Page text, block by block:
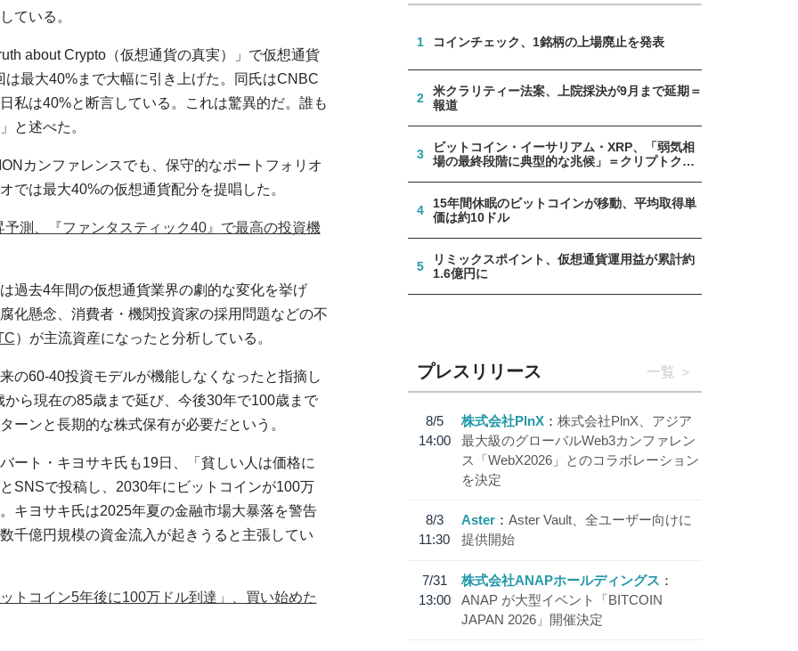
ている。
about Crypto（仮想通貨の真実）」で仮想通貨
最大40%まで大幅に引き上げた。同氏はCNBC
私は40%と断言している。これは驚異的だ。誰も
と述べた。
カンファレンスでも、保守的なポートフォリオ
では最大40%の仮想通貨配分を提唱した。
測、『ファンタスティック40』で最高の投資機
過去4年間の仮想通貨業界の劇的な変化を挙げ
化懸念、消費者・機関投資家の採用問題などの不
）が主流資産になったと分析している。
の60-40投資モデルが機能しなくなったと指摘し
ら現在の85歳まで延び、今後30年で100歳まで
ーンと長期的な株式保有が必要だという。
ート・キヨサキ氏も19日、「貧しい人は価格に
SNSで投稿し、2030年にビットコインが100万
キヨサキ氏は2025年夏の金融市場大暴落を警告
千億円規模の資金流入が起きうると主張してい
トコイン5年後に100万ドル到達」、買い始めた
1 コインチェック、1銘柄の上場廃止を発表
2
米クラリティー法案、上院採決が9月まで延期＝
報道
3
ビットコイン・イーサリアム・XRP、「弱気相
場の最終段階に典型的な兆候」＝クリプトクア
4
15年間休眠のビットコインが移動、平均取得単
価は約10ドル
5
リミックスポイント、仮想通貨運用益が累計約
1.6億円に
プレスリリース 一覧
8/5
14:00
株式会社PlnX
株式会社PlnX、アジア
最大級のグローバルWeb3カンファレン
ス「WebX2026」とのコラボレーション
を決定
8/3
11:30
Aster
Aster Vault、全ユーザー向けに
提供開始
7/31
13:00
株式会社ANAPホールディングス
ANAP が大型イベント「BITCOIN
JAPAN 2026」開催決定